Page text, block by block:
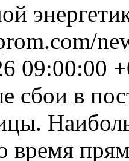
09:00:00
сбои в
время